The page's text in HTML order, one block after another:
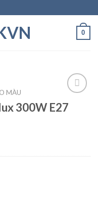
0
MÀU
300W E27